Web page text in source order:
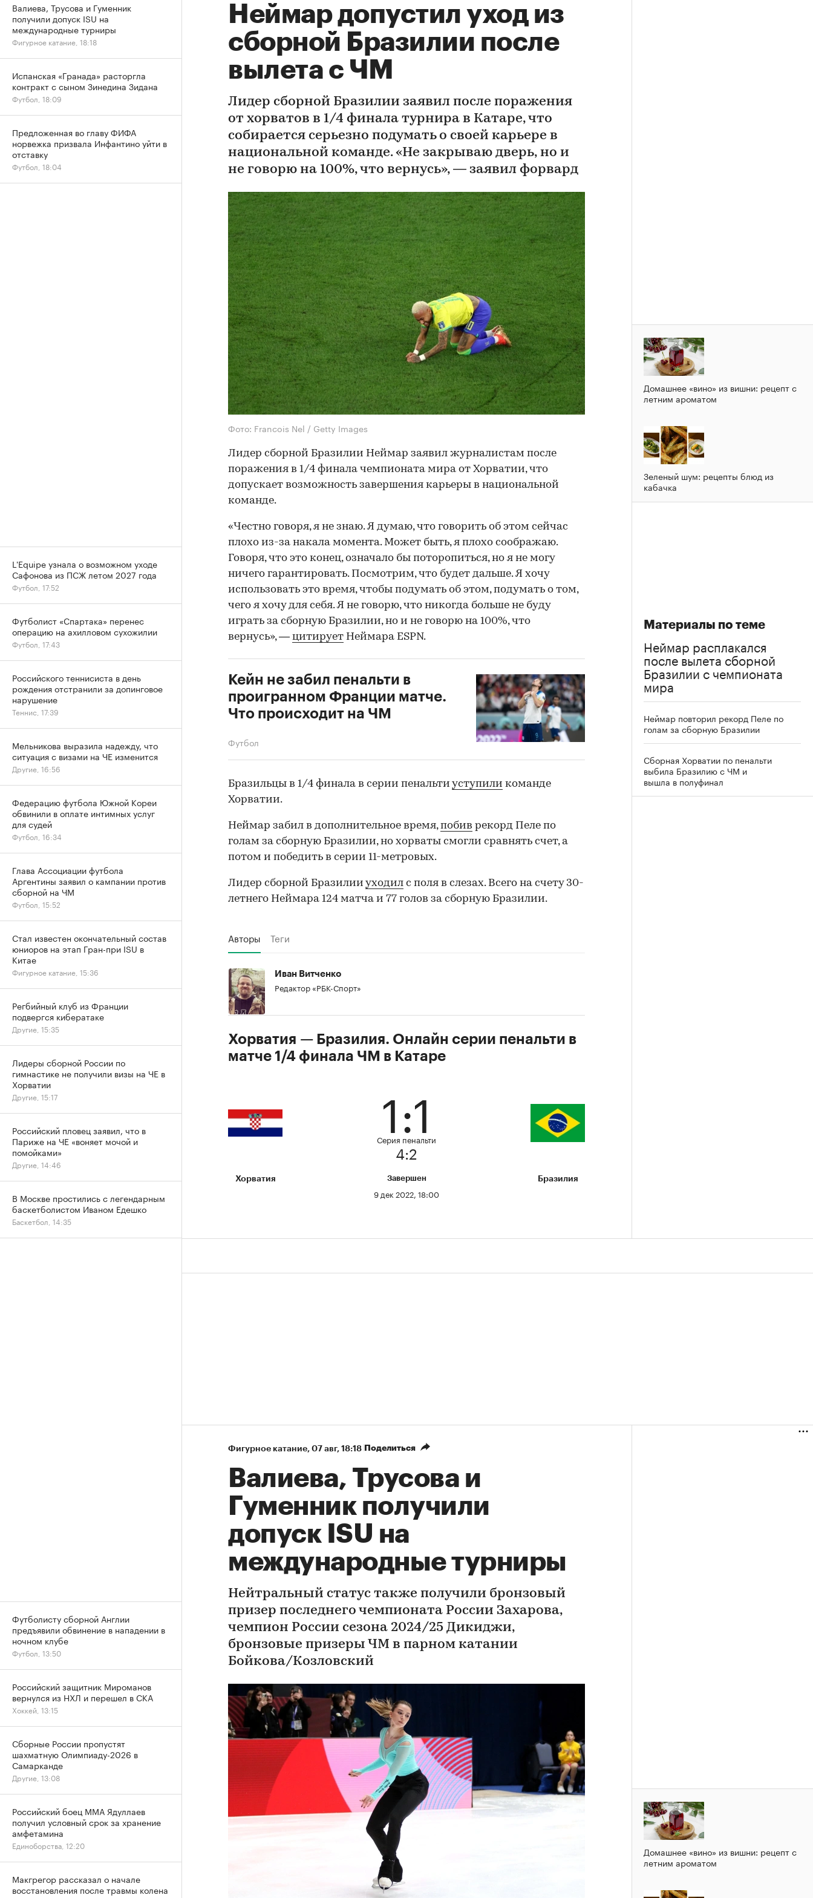
Неймар допустил уход из
сборной Бразилии после
вылета с ЧМ
Лидер сборной Бразилии заявил после поражения
от хорватов в 1/4 финала турнира в Катаре, что
собирается серьезно подумать о своей карьере в
национальной команде. «Не закрываю дверь, но и
не говорю на 100%, что вернусь», — заявил форвард
Фото: Francois Nel / Getty Images
Лидер сборной Бразилии Неймар заявил журналистам после
поражения в 1/4 финала чемпионата мира от Хорватии, что
допускает возможность завершения карьеры в национальной
команде.
«Честно говоря, я не знаю. Я думаю, что говорить об этом сейчас
плохо из-за накала момента. Может быть, я плохо соображаю.
Говоря, что это конец, означало бы поторопиться, но я не могу
ничего гарантировать. Посмотрим, что будет дальше. Я хочу
использовать это время, чтобы подумать об этом, подумать о том,
чего я хочу для себя. Я не говорю, что никогда больше не буду
играть за сборную Бразилии, но и не говорю на 100%, что
вернусь», — цитирует Неймара ESPN.
Кейн не забил пенальти в
проигранном Франции матче.
Что происходит на ЧМ
Футбол
Бразильцы в 1/4 финала в серии пенальти уступили команде
Хорватии.
Неймар забил в дополнительное время,побив рекорд Пеле по
голам за сборную Бразилии, но хорваты смогли сравнять счет, а
потом и победить в серии 11-метровых.
Лидер сборной Бразилии уходил с поля в слезах. Всего на счету 30-
летнего Неймара 124 матча и 77 голов за сборную Бразилии.
Авторы Теги
Иван Витченко
Редактор «РБК-Спорт»
Хорватия — Бразилия. Онлайн серии пенальти в
матче 1/4 финала ЧМ в Катаре
1:1
Серия пенальти
4:2
Хорватия Завершен
9 дек 2022, 18:00
Бразилия
Домашнее «вино» из вишни: рецепт с
летним ароматом
Зеленый шум: рецепты блюд из
кабачка
Материалы по теме
Неймар расплакался
после вылета сборной
Бразилии с чемпионата
мира
Неймар повторил рекорд Пеле по
голам за сборную Бразилии
Сборная Хорватии по пенальти
выбила Бразилию с ЧМ и
вышла в полуфинал
Фигурное катание⁠, 07 авг, 18:18 Поделиться
Валиева, Трусова и
Гуменник получили
допуск ISU на
международные турниры
Нейтральный статус также получили бронзовый
призер последнего чемпионата России Захарова,
чемпион России сезона 2024/25 Дикиджи,
бронзовые призеры ЧМ в парном катании
Бойкова/Козловский
Домашнее «вино» из вишни: рецепт с
летним ароматом
Валиева, Трусова и Гуменник
получили допуск ISU на
международные турниры
Фигурное катание, 18:18
Испанская «Гранада» расторгла
контракт с сыном Зинедина Зидана
Футбол, 18:09
Предложенная во главу ФИФА
норвежка призвала Инфантино уйти в
отставку
Футбол, 18:04
L'Equipe узнала о возможном уходе
Сафонова из ПСЖ летом 2027 года
Футбол, 17:52
Футболист «Спартака» перенес
операцию на ахилловом сухожилии
Футбол, 17:43
Российского теннисиста в день
рождения отстранили за допинговое
нарушение
Теннис, 17:39
Мельникова выразила надежду, что
ситуация с визами на ЧЕ изменится
Другие, 16:56
Федерацию футбола Южной Кореи
обвинили в оплате интимных услуг
для судей
Футбол, 16:34
Глава Ассоциации футбола
Аргентины заявил о кампании против
сборной на ЧМ
Футбол, 15:52
Стал известен окончательный состав
юниоров на этап Гран-при ISU в
Китае
Фигурное катание, 15:36
Регбийный клуб из Франции
подвергся кибератаке
Другие, 15:35
Лидеры сборной России по
гимнастике не получили визы на ЧЕ в
Хорватии
Другие, 15:17
Российский пловец заявил, что в
Париже на ЧЕ «воняет мочой и
помойками»
Другие, 14:46
В Москве простились с легендарным
баскетболистом Иваном Едешко
Баскетбол, 14:35
Футболисту сборной Англии
предъявили обвинение в нападении в
ночном клубе
Футбол, 13:50
Российский защитник Мироманов
вернулся из НХЛ и перешел в СКА
Хоккей, 13:15
Сборные России пропустят
шахматную Олимпиаду-2026 в
Самарканде
Другие, 13:08
Российский боец ММА Ядуллаев
получил условный срок за хранение
амфетамина
Единоборства, 12:20
Макгрегор рассказал о начале
восстановления после травмы колена